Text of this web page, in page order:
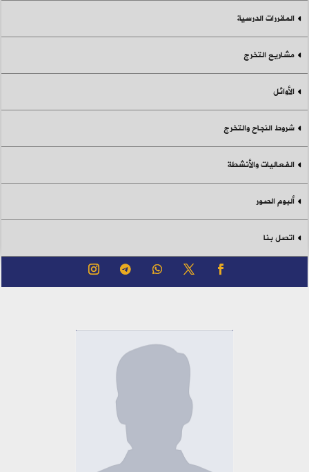
المقررات الدرسية
مشاريع التخرج
الأوائل
شروط النجاح والتخرج
الفعاليات والأنشطة
ألبوم الصور
اتصل بنا